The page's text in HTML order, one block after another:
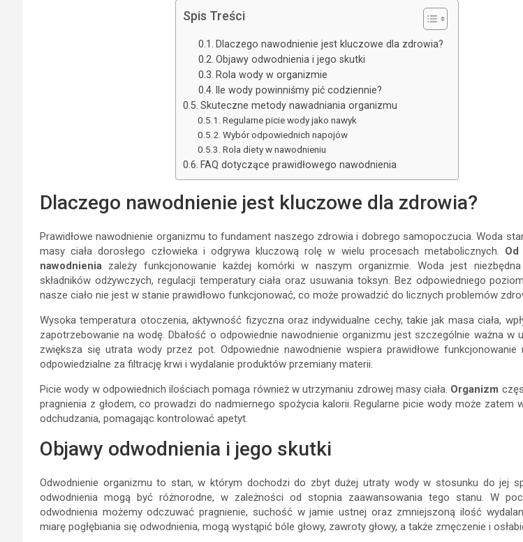
Spis Treści
Dlaczego nawodnienie jest kluczowe dla zdrowia?
Objawy odwodnienia i jego skutki
Rola wody w organizmie
Ile wody powinniśmy pić codziennie?
Skuteczne metody nawadniania organizmu
Regularne picie wody jako nawyk
Wybór odpowiednich napojów
Rola diety w nawodnieniu
FAQ dotyczące prawidłowego nawodnienia
Dlaczego nawodnienie jest kluczowe dla zdrowia?
Prawidłowe nawodnienie organizmu to fundament naszego zdrowia i dobrego samopoczucia. Woda
masy ciała dorosłego człowieka i odgrywa kluczową rolę w wielu procesach metabolicznych. Od
nawodnienia zależy funkcjonowanie każdej komórki w naszym organizmie. Woda jest
składników odżywczych, regulacji temperatury ciała oraz usuwania toksyn. Bez odpowiedniego
nasze ciało nie jest w stanie prawidłowo funkcjonować, co może prowadzić do licznych problemów
Wysoka temperatura otoczenia, aktywność fizyczna oraz indywidualne cechy, takie jak masa ciała,
zapotrzebowanie na wodę. Dbałość o odpowiednie nawodnienie organizmu jest szczególnie ważna w
zwiększa się utrata wody przez pot. Odpowiednie nawodnienie wspiera prawidłowe funkcjonowanie
odpowiedzialne za filtrację krwi i wydalanie produktów przemiany materii.
Picie wody w odpowiednich ilościach pomaga również w utrzymaniu zdrowej masy ciała. Organizm
pragnienia z głodem, co prowadzi do nadmiernego spożycia kalorii. Regularne picie wody może zatem
odchudzania, pomagając kontrolować apetyt.
Objawy odwodnienia i jego skutki
Odwodnienie organizmu to stan, w którym dochodzi do zbyt dużej utraty wody w stosunku do jej
odwodnienia mogą być różnorodne, w zależności od stopnia zaawansowania tego stanu. W
odwodnienia możemy odczuwać pragnienie, suchość w jamie ustnej oraz zmniejszoną ilość
miarę pogłębiania się odwodnienia, mogą wystąpić bóle głowy, zawroty głowy, a także zmęczenie i